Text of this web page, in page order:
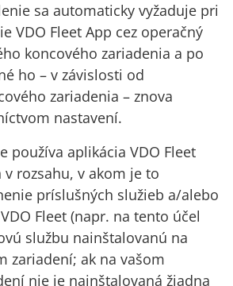
sa automaticky vyžaduje pri
VDO Fleet App cez operačný
koncového zariadenia a po
ho – v závislosti od
zariadenia – znova
nastavení.
používa aplikácia VDO Fleet
v rozsahu, v akom je to
príslušných služieb a/alebo
Fleet (napr. na tento účel
službu nainštalovanú na
zariadení; ak na vašom
nie je nainštalovaná žiadna